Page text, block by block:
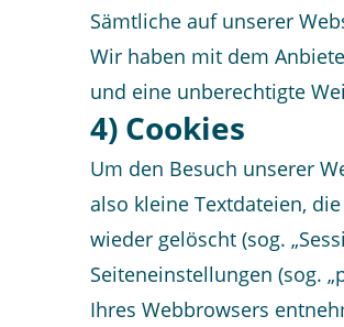
Sämtliche auf unserer
Wir haben mit dem
und eine unberechtigte
4) Cookies
Um den Besuch unserer
also kleine Textdateien,
wieder gelöscht (sog.
Seiteneinstellungen (sog.
Ihres Webbrowsers